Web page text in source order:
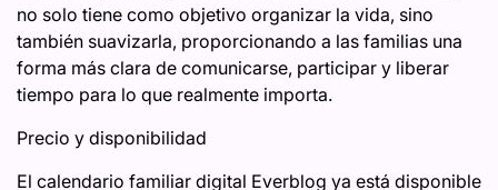
no solo tiene como objetivo organizar la vida, sino
también suavizarla, proporcionando a las familias una
forma más clara de comunicarse, participar y liberar
tiempo para lo que realmente importa.
Precio y disponibilidad
El calendario familiar digital Everblog ya está disponible